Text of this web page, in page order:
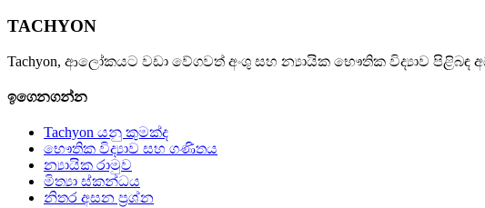
TACHYON
Tachyon, ආලෝකයට වඩා වේගවත් අංශු සහ න්‍යායික භෞතික විද්‍යාව පිළිබඳ
ඉගෙනගන්න
Tachyon යනු කුමක්ද
භෞතික විද්‍යාව සහ ගණිතය
න්‍යායික රාමුව
මිත්‍යා ස්කන්ධය
නිතර අසන ප්‍රශ්න